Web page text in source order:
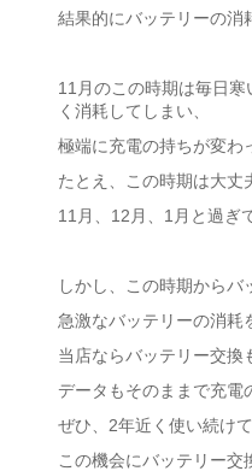
結果的にバッテリーの消
11月のこの時期は毎日
く消耗してしまい、
極端に充電の持ちが変わ
たとえ、この時期は大丈
11月、12月、1月と過ぎ
しかし、この時期からバ
急激なバッテリーの消耗
当店ならバッテリー交換
データもそのままで充電
ぜひ、2年近く使い続け
この機会にバッテリー交